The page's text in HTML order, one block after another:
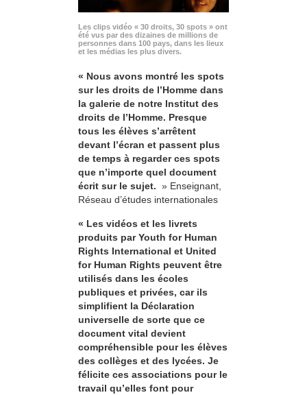
Les clips vidéo « 30 droits, 30 spots » ont
été vus par des dizaines de millions de
personnes dans 100 pays, dans les lieux
et les médias les plus divers.
« Nous avons montré les spots
sur les droits de l’Homme dans
la galerie de notre Institut des
droits de l’Homme. Presque
tous les élèves s’arrêtent
devant l’écran et passent plus
de temps à regarder ces spots
que n’importe quel document
écrit sur le sujet. » Enseignant,
Réseau d’études internationales
« Les vidéos et les livrets
produits par Youth for Human
Rights International et United
for Human Rights peuvent être
utilisés dans les écoles
publiques et privées, car ils
simplifient la Déclaration
universelle de sorte que ce
document vital devient
compréhensible pour les élèves
des collèges et des lycées. Je
félicite ces associations pour le
travail qu’elles font pour